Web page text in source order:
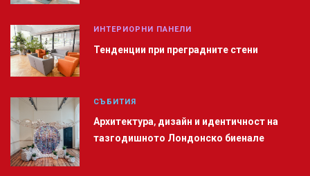
ИНТЕРИОРНИ ПАНЕЛИ
Тенденции при преградните стени
СЪБИТИЯ
Архитектура, дизайн и идентичност на
тазгодишното Лондонско биенале